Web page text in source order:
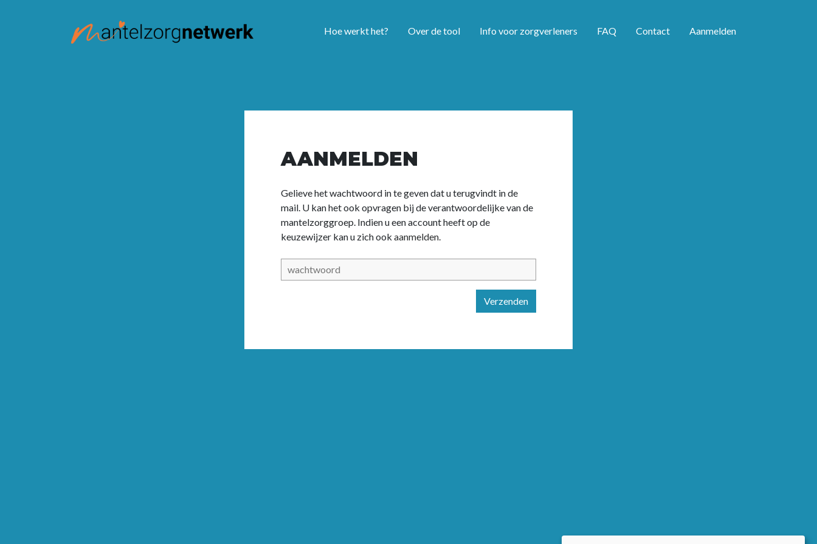
Hoe werkt het? Over de tool Info voor zorgverleners FAQ Contact Aanmelden
AANMELDEN
Gelieve het wachtwoord in te geven dat u terugvindt in de
mail. U kan het ook opvragen bij de verantwoordelijke van de
mantelzorggroep. Indien u een account heeft op de
keuzewijzer kan u zich ook aanmelden.
Verzenden